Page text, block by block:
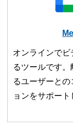
オンラインで
るツールです
るユーザーと
ョンをサポー